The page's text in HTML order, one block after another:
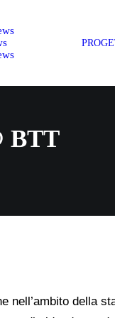
BTT
nell’ambito della